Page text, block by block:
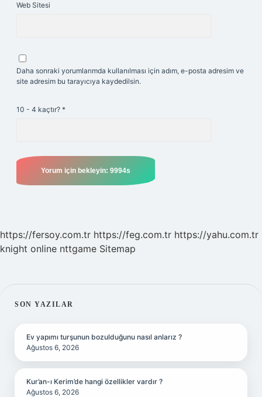
Web Sitesi
Daha sonraki yorumlarımda kullanılması için adım, e-posta adresim ve
site adresim bu tarayıcıya kaydedilsin.
10 - 4 kaçtır? *
https://fersoy.com.tr https://feg.com.tr https://yahu.com.tr
knight online nttgame Sitemap
SIDEBAR
SON YAZILAR
Ev yapımı turşunun bozulduğunu nasıl anlarız ?
Ağustos 6, 2026
Kur’an-ı Kerim’de hangi özellikler vardır ?
Ağustos 6, 2026